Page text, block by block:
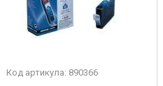
Код артикула: 890366